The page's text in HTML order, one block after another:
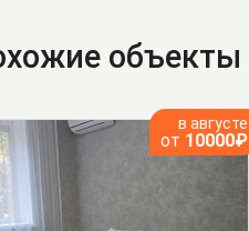
объекты
в августе
от 10000₽